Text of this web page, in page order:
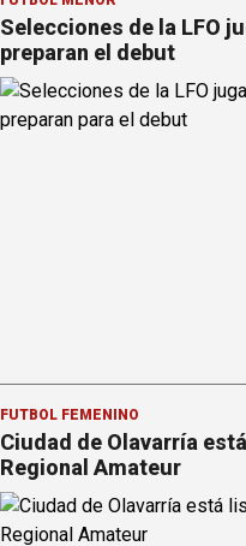
Selecciones de la LFO
preparan el debut
FÚTBOL FEMENINO
Ciudad de Olavarría
Regional Amateur